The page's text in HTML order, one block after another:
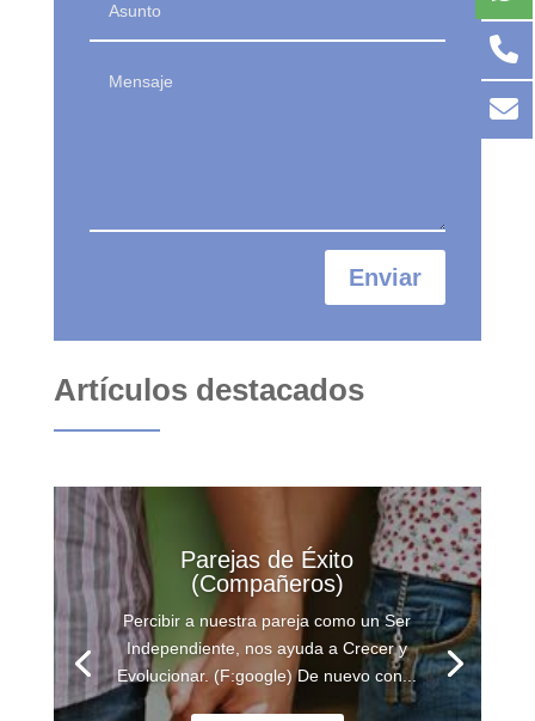
Enviar
Artículos destacados
Parejas de Éxito
(Compañeros)
Percibir a nuestra pareja como un Ser
Independiente, nos ayuda a Crecer y
Evolucionar. (F:google) De nuevo con...